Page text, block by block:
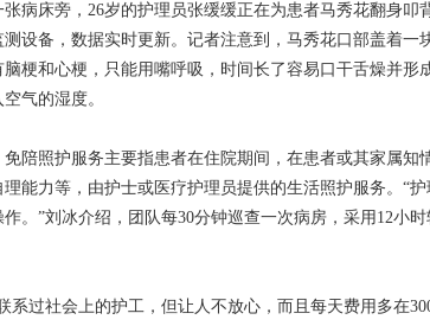
床旁，26岁的护理员张缓缓正在为患者马秀花翻身叩
设备，数据实时更新。记者注意到，马秀花口部盖着一
梗和心梗，只能用嘴呼吸，时间长了容易口干舌燥并形
气的湿度。
照护服务主要指患者在住院期间，在患者或其家属知
能力等，由护士或医疗护理员提供的生活照护服务。“
。”刘冰介绍，团队每30分钟巡查一次病房，采用12小
过社会上的护工，但让人不放心，而且每天费用多在